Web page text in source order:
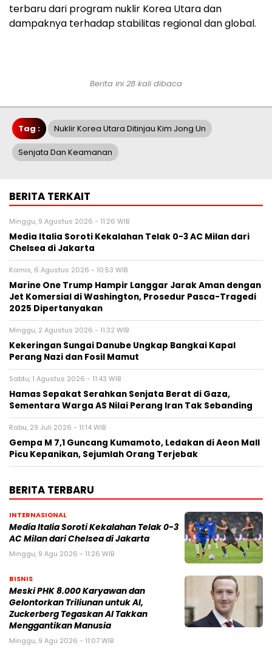
terbaru dari program nuklir Korea Utara dan
dampaknya terhadap stabilitas regional dan global.
Berita ini 28 kali dibaca
Tag : Nuklir Korea Utara Ditinjau Kim Jong Un
Senjata Dan Keamanan
BERITA TERKAIT
Minggu, 9 Agustus 2026 - 11:26 WIB
Media Italia Soroti Kekalahan Telak 0-3 AC Milan dari
Chelsea di Jakarta
Kamis, 6 Agustus 2026 - 10:53 WIB
Marine One Trump Hampir Langgar Jarak Aman dengan
Jet Komersial di Washington, Prosedur Pasca-Tragedi
2025 Dipertanyakan
Minggu, 2 Agustus 2026 - 11:32 WIB
Kekeringan Sungai Danube Ungkap Bangkai Kapal
Perang Nazi dan Fosil Mamut
Sabtu, 1 Agustus 2026 - 11:43 WIB
Hamas Sepakat Serahkan Senjata Berat di Gaza,
Sementara Warga AS Nilai Perang Iran Tak Sebanding
Rabu, 29 Juli 2026 - 11:14 WIB
Gempa M 7,1 Guncang Kumamoto, Ledakan di Aeon Mall
Picu Kepanikan, Sejumlah Orang Terjebak
BERITA TERBARU
INTERNASIONAL
Media Italia Soroti Kekalahan Telak 0-3
AC Milan dari Chelsea di Jakarta
Minggu, 9 Agu 2026 - 11:26 WIB
BISNIS
Meski PHK 8.000 Karyawan dan
Gelontorkan Triliunan untuk AI,
Zuckerberg Tegaskan AI Takkan
Menggantikan Manusia
Minggu, 9 Agu 2026 - 11:07 WIB